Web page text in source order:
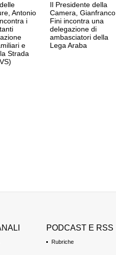
Antonio
i
e
Strada
Il Presidente della
Camera, Gianfranco
Fini incontra una
delegazione di
ambasciatori della
Lega Araba
PODCAST E RSS
Rubriche